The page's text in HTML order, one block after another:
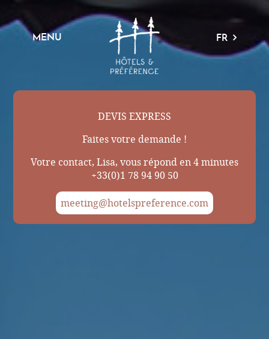
MENU FR
DEVIS EXPRESS
Faites votre demande !
Votre contact, Lisa, vous répond en 4 minutes
+33(0)1 78 94 90 50
meeting@hotelspreference.com